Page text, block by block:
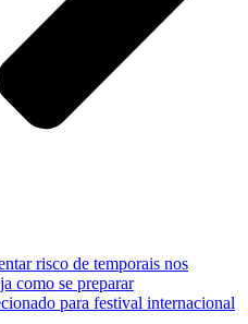
risco de temporais nos
como se preparar
para festival internacional